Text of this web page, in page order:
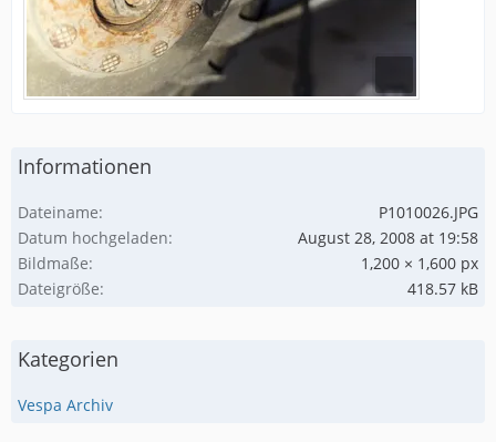
Informationen
Dateiname
P1010026.JPG
Datum hochgeladen
August 28, 2008 at 19:58
Bildmaße
1,200 × 1,600 px
Dateigröße
418.57 kB
Kategorien
Vespa Archiv